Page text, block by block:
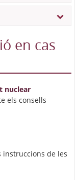
en cas
nuclear
els consells
instruccions de les